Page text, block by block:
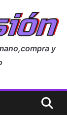
y